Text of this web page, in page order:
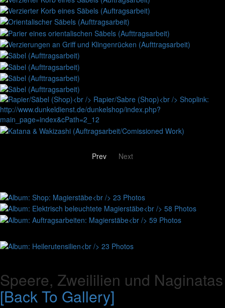
Prev Next
Speere, Zweililien und Naginatas
[Back To Gallery]